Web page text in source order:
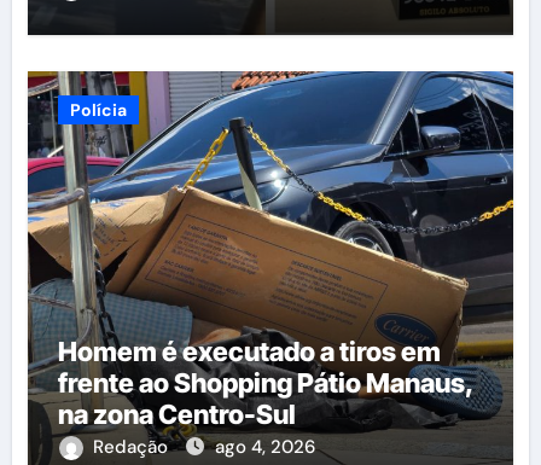
Polícia
Homem é executado a tiros em
frente ao Shopping Pátio Manaus,
na zona Centro-Sul
Redação ago 4, 2026